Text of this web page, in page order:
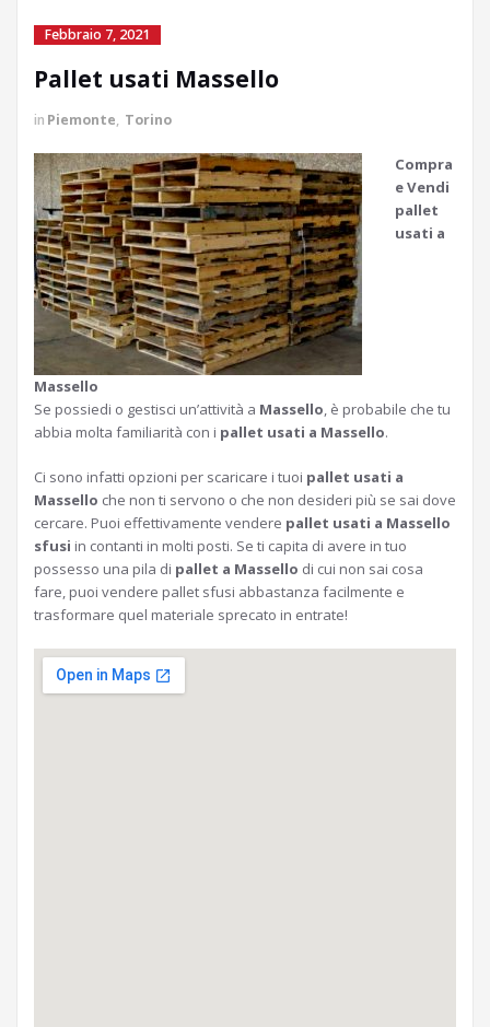
Febbraio 7, 2021
Pallet usati Massello
in Piemonte, Torino
Compra
e Vendi
pallet
usati a
Massello
Se possiedi o gestisci un’attività a Massello, è probabile che tu
abbia molta familiarità con i pallet usati a Massello.
Ci sono infatti opzioni per scaricare i tuoi pallet usati a
Massello che non ti servono o che non desideri più se sai dove
cercare. Puoi effettivamente vendere pallet usati a Massello
sfusi in contanti in molti posti. Se ti capita di avere in tuo
possesso una pila di pallet a Massello di cui non sai cosa
fare, puoi vendere pallet sfusi abbastanza facilmente e
trasformare quel materiale sprecato in entrate!